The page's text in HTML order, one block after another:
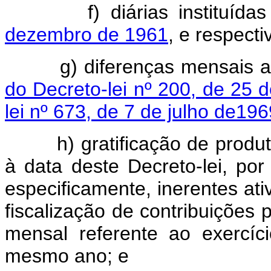
f) diárias instituídas
dezembro de 1961, e
g) diferenças mensais
do Decreto-lei nº 200, de 25
lei nº 673, de 7 de julho
h) gratificação de
à data deste Decreto-lei,
especificamente, inerentes
fiscalização de contribuições
mensal referente ao
mesmo ano; e